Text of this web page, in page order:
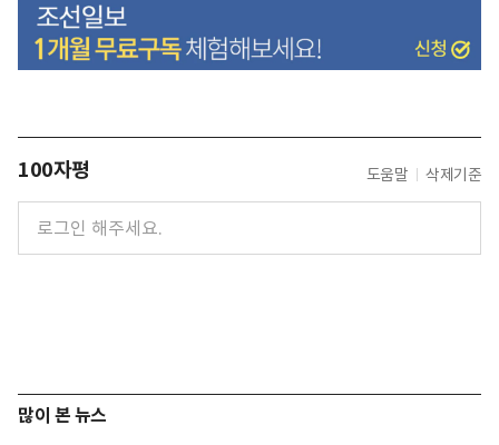
100자평 도움말 삭제기준
많이 본 뉴스